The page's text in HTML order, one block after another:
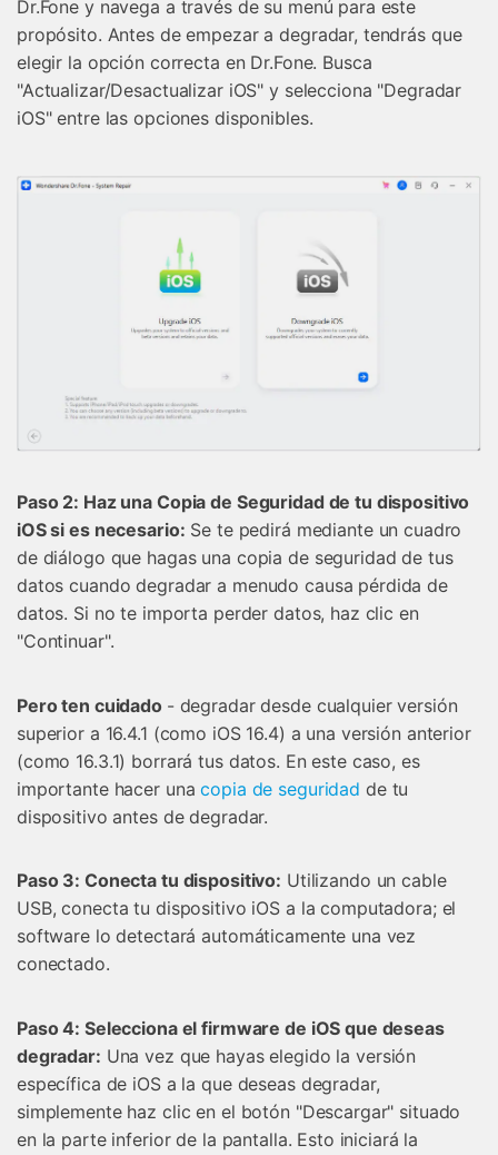
Dr.Fone y navega a través de su menú para este
propósito. Antes de empezar a degradar, tendrás que
elegir la opción correcta en Dr.Fone. Busca
"Actualizar/Desactualizar iOS" y selecciona "Degradar
iOS" entre las opciones disponibles.
Paso 2: Haz una Copia de Seguridad de tu dispositivo
iOS si es necesario: Se te pedirá mediante un cuadro
de diálogo que hagas una copia de seguridad de tus
datos cuando degradar a menudo causa pérdida de
datos. Si no te importa perder datos, haz clic en
"Continuar".
Pero ten cuidado - degradar desde cualquier versión
superior a 16.4.1 (como iOS 16.4) a una versión anterior
(como 16.3.1) borrará tus datos. En este caso, es
importante hacer unacopia de seguridad de tu
dispositivo antes de degradar.
Paso 3: Conecta tu dispositivo: Utilizando un cable
USB, conecta tu dispositivo iOS a la computadora; el
software lo detectará automáticamente una vez
conectado.
Paso 4: Selecciona el firmware de iOS que deseas
degradar: Una vez que hayas elegido la versión
específica de iOS a la que deseas degradar,
simplemente haz clic en el botón "Descargar" situado
en la parte inferior de la pantalla. Esto iniciará la